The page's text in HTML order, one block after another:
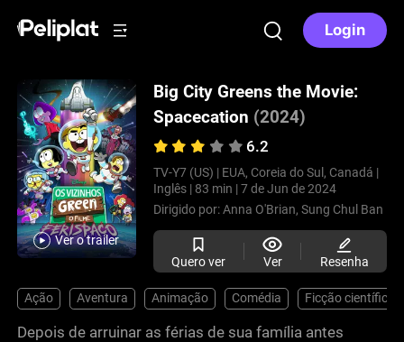
Login
Ver o trailer
Big City Greens the Movie:
Spacecation (2024)
6.2
TV-Y7 (US) | EUA, Coreia do Sul, Canadá |
Inglês | 83 min | 7 de Jun de 2024
Dirigido por:Anna O'Brian, Sung Chul Ban
Quero ver Ver Resenha
Ação Aventura Animação Comédia Ficção científica
Depois de arruinar as férias de sua família antes